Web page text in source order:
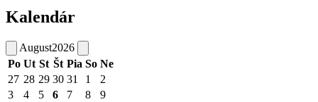
Kalendár
August2026
Po Ut St Št Pia So Ne
27 28 29 30 31 1
2
3
4 5 6 7 8
9